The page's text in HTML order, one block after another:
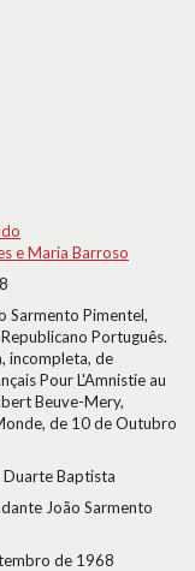
e Maria Barroso
Sarmento Pimentel,
Português.
incompleta, de
Pour L'Amnistie au
Beuve-Mery,
de 10 de Outubro
Duarte Baptista
João Sarmento
de 1968